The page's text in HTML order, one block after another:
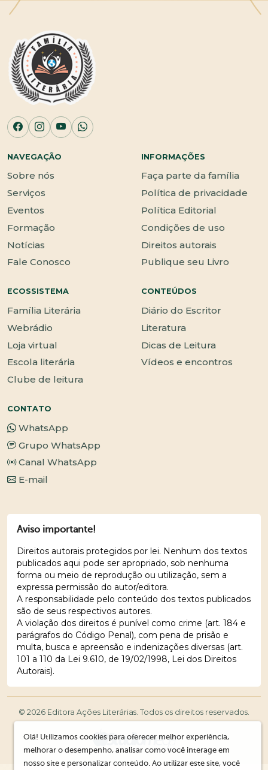
NAVEGAÇÃO
Sobre nós
Serviços
Eventos
Formação
Notícias
Fale Conosco
INFORMAÇÕES
Faça parte da família
Política de privacidade
Política Editorial
Condições de uso
Direitos autorais
Publique seu Livro
ECOSSISTEMA
Família Literária
Webrádio
Loja virtual
Escola literária
Clube de leitura
CONTEÚDOS
Diário do Escritor
Literatura
Dicas de Leitura
Vídeos e encontros
CONTATO
WhatsApp
Grupo WhatsApp
Canal WhatsApp
E-mail
Aviso importante!
Direitos autorais protegidos por lei. Nenhum dos textos
publicados aqui pode ser apropriado, sob nenhuma
forma ou meio de reprodução ou utilização, sem a
expressa permissão do autor/editora.
A responsabilidade pelo conteúdo dos textos publicados
são de seus respectivos autores.
A violação dos direitos é punível como crime (art. 184 e
parágrafos do Código Penal), com pena de prisão e
multa, busca e apreensão e indenizações diversas (art.
101 a 110 da Lei 9.610, de 19/02/1998, Lei dos Direitos
Autorais).
© 2026 Editora Ações Literárias. Todos os direitos reservados.
Olá! Utilizamos cookies para oferecer melhor experiência,
melhorar o desempenho, analisar como você interage em
nosso site e personalizar conteúdo. Ao utilizar este site, você